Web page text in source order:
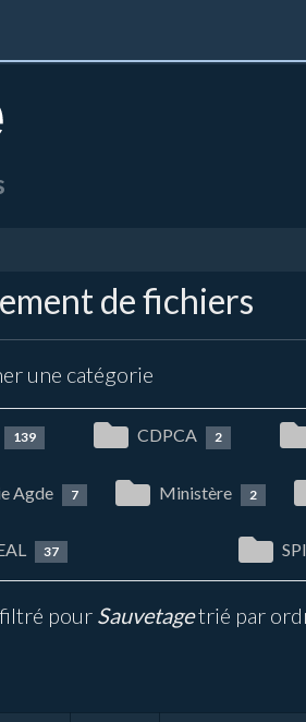
de fichiers
une catégorie
139 CDPCA 2
Agde 7 Ministère 2
37
pour Sauvetagetrié par